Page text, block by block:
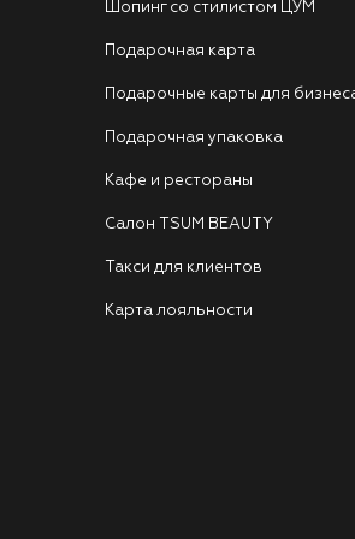
Шопинг со стилистом ЦУМ
Подарочная карта
Подарочные карты для
Подарочная упаковка
Кафе и рестораны
Салон TSUM BEAUTY
Такси для клиентов
Карта лояльности